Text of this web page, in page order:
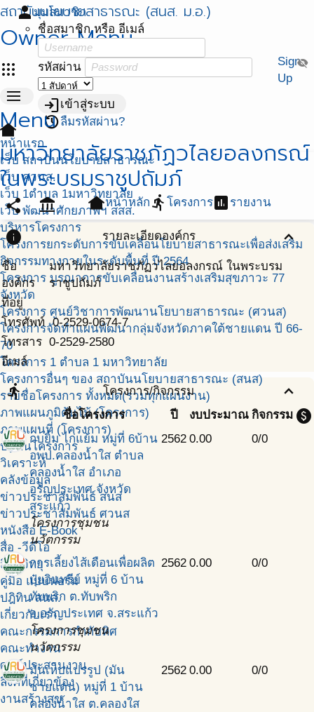
สถาบันนโยบายสาธารณะ (สนส. ม.อ.)
Owner Menu
apps
personมุมสมาชิก
ชื่อสมาชิก หรือ อีเมล์
รหัสผ่าน visibility_off
loginเข้าสู่ระบบ
restoreลืมรหัสผ่าน?
Sign
Up
menu
Menu
หน้าแรก
เว็บ สถาบันนโยบายสาธารณะ
เว็บ ศวนส.
เว็บ 1ตำบล 1มหาวิทยาลัย
เว็บ พัฒนาศักยภาพฯ สสส.
บริหารโครงการ
โครงการยกระดับการขับเคลื่อนโยบายสาธารณะเพื่อส่งเสริม
กิจกรรมทางกายในระดับพื้นที่ ปี 2564
โครงการ บูรณาการขับเคลื่อนงานสร้างเสริมสุขภาวะ 77
จังหวัด
โครงการ ศูนย์วิชาการพัฒนานโยบายสาธารณะ (ศวนส)
โครงการจัดทำแผนพัฒนากลุ่มจังหวัดภาคใต้ชายแดน ปี 66-
70
โครงการ 1 ตำบล 1 มหาวิทยาลัย
โครงการอื่นๆ ของ สถาบันนโยบายสาธารณะ (สนส)
รายชื่อโครงการ ทั้งหมด(รวมทุกแผนงาน)
ภาพแผนภูมิต้นไม้ (โครงการ)
ภาพแผนที่ (โครงการ)
ปฎิทินโครงการ
วิเคราะห์
คลังข้อมูล
ข่าวประชาสัมพันธ์ สนส
ข่าวประชาสัมพันธ์ ศวนส
หนังสือ E-Book
สื่อ -วีดีโอ
สื่อ -วิทยุ
คู่มือ แบบฟอร์ม
ปฎิทิน สนส.
เกี่ยวกับเรา
คณะกรรมการกำกับทิศ
คณะทำงาน
ศูนย์ประสานงาน
ลิ้งค์ที่เกี่ยวข้อง
งานสร้างสุข
other_houses
มหาวิทยาลัยราชภัฏวไลยอลงกรณ์
ในพระบรมราชูปถัมภ์
share account_balance other_housesหน้าหลัก directions_run โครงการassessment รายงาน
info รายละเอียดองค์กร expand_less
ชื่อ
องค์กร
มหาวิทยาลัยราชภัฏวไลยอลงกรณ์ ในพระบรม
ราชูปถัมภ์
ที่อยู่
โทรศัพท์ 0-2529-0674-7
โทรสาร 0-2529-2580
อีเมล์
directions_run โครงการ/กิจกรรม expand_less
ชื่อโครงการ ปี งบประมาณ กิจกรรม paid
กบยิ้ม ไก่แย้ม หมู่ที่ 6บ้าน
อพป.คลองน้ำใส ตำบล
คลองน้ำใส อำเภอ
อรัญประเทศ จังหวัด
สระแก้ว
โครงการชุมชน
นวัตกรรม
2562 0.00 0/0
การเลี้ยงไส้เดือนเพื่อผลิต
ปุ๋ยอินทรีย์ หมู่ที่ 6 บ้าน
ทับพริก ต.ทับพริก
อ.อรัญประเทศ จ.สระแก้ว
โครงการชุมชน
นวัตกรรม
2562 0.00 0/0
มันเห็บแปรรูป (มัน
ชายแดน) หมู่ที่ 1 บ้าน
คลองน้ำใส ต.คลองใส
2562 0.00 0/0